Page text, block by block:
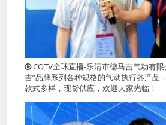
COTV全球直播-乐清市德马吉气动有
吉”品牌系列各种规格的气动执行器产品
款式多样，现货供应，欢迎大家光临！